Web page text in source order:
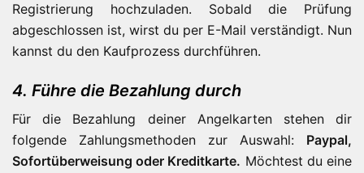
Registrierung hochzuladen. Sobald die Prüfung
abgeschlossen ist, wirst du per E-Mail verständigt. Nun
kannst du den Kaufprozess durchführen.
4. Führe die Bezahlung durch
Für die Bezahlung deiner Angelkarten stehen dir
folgende Zahlungsmethoden zur Auswahl: Paypal,
Sofortüberweisung oder Kreditkarte. Möchtest du eine